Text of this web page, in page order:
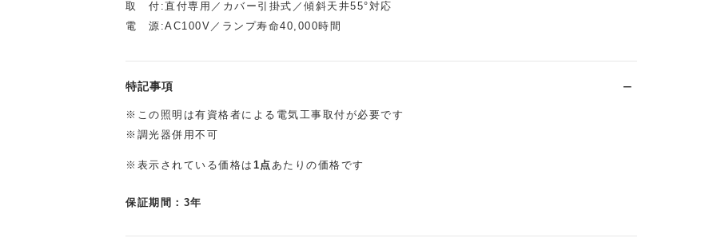
取 付:直付専用／カバー引掛式／傾斜天井55°対応
電 源:AC100V／ランプ寿命40,000時間
特記事項
※この照明は有資格者による電気工事取付が必要です
※調光器併用不可
※表示されている価格は 1点あたりの価格です
保証期間：3年